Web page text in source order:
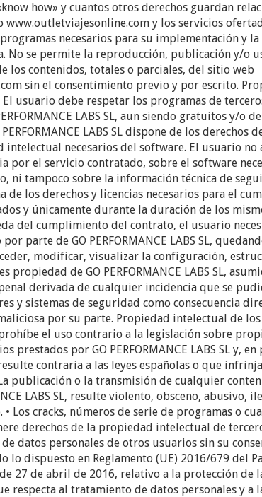
how» y cuantos otros derechos guardan
y los servicios
necesarios para su implementación y la
No se permite la reproducción, publicación y/o
los contenidos, totales o parciales, del sitio web
sin el consentimiento previo y por escrito.
usuario debe respetar los programas de
LABS SL, aun siendo gratuitos y/o de
LABS SL dispone de los derechos
intelectual necesarios del software. El usuario no
por el servicio contratado, sobre el software
ni tampoco sobre la información técnica de
de los derechos y licencias necesarios para el
y únicamente durante la duración de los
del cumplimiento del contrato, el usuario
parte de GO PERFORMANCE LABS SL,
modificar, visualizar la configuración,
propiedad de GO PERFORMANCE LABS SL,
derivada de cualquier incidencia que se
y sistemas de seguridad como consecuencia
por su parte. Propiedad intelectual de los
el uso contrario a la legislación sobre
prestados por GO PERFORMANCE LABS SL y,
contraria a las leyes españolas o que
publicación o la transmisión de cualquier
LABS SL, resulte violento, obsceno, abusivo,
Los cracks, números de serie de programas o
derechos de la propiedad intelectual de
datos personales de otros usuarios sin su
lo dispuesto en Reglamento (UE) 2016/679 del
27 de abril de 2016, relativo a la protección de
respecta al tratamiento de datos personales y a